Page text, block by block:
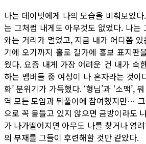
나는 데이빗에게 나의 모습을 비춰보았
는 그처럼 내게도 아무것도 없었다. 나는
와는 거리가 멀었고, 지금 내가 어디쯤
기에 오기까지 홀로 길가에 홍보 표지판
웠다. 요즘 내게 가장 어려운 건 내가 속
하는 멤버들 중 여성이 나 혼자라는 것이
화’ 분위기가 가득했다. ‘형님’과 ‘소맥’,
역 모든 모임과 뒤풀이에 참여했지만…
으로 꼭 붙들고 있지 않으면 금방이라도
가 나가떨어지면 아무도 나를 찾거나 염
의 부재를 그들이 후련해할 것만 같았다.